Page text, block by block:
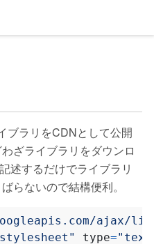
ブラリをCDNとして公開
ざライブラリをダウンロ
述するだけでライブラリ
らないので結構便利。
type=